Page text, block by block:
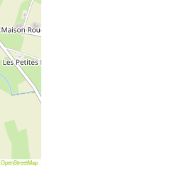
OpenStreetMap